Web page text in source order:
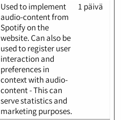
Used to implement
audio-content from
Spotify on the
website. Can also be
used to register user
interaction and
preferences in
context with audio-
content - This can
serve statistics and
marketing purposes.
1 päivä